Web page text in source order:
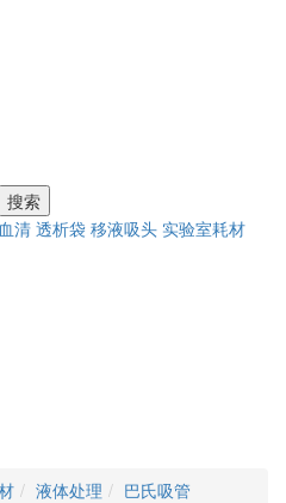
搜索
清 透析袋 移液吸头 实验室耗材
液体处理 巴氏吸管